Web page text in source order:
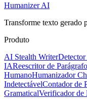
Humanizer AI
Transforme texto gerado
Produto
AI Stealth Writer
IAReescritor de
HumanoHumanizador
IndetectávelContador de
GramaticalVerificador de